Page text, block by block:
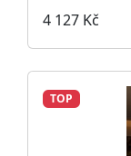
4 127 Kč
TOP